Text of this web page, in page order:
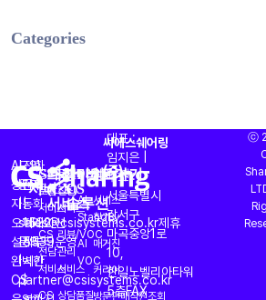
Categories
AI
상담과
자동화
오퍼레이션
설계부터
완벽한
CS
도입
문의
|
sales@csisystems.co.kr제휴
문의
|
partner@csisystems.co.kr
전화
문의
|
1522-
5539운영
시간
|
CS대행
서비스
CS
토탈
서비스
CS
전담
서비스
CS
프리미엄
(CX)
서비스
운영
진단
서비스
리뷰/VOC
관리
서비스
상담품질
AI
CS
솔루션
OASIS
AI
StandBy
AI
VOC
바로가기
회사소개
서비스
찾기
매거진
커리어
방문판매직원조회
씨에스쉐어링
(주)
대표 :
임지은 |
주소 :
서울특별시
강서구
마곡중앙1로
10,
한일노벨리아타워
5층FAX
ⓒ